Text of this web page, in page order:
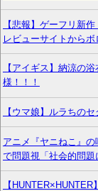
【悲報】ゲーフリ新
レビューサイトから
【アイギス】納涼の
様！！！
【ウマ娘】ルラちの
アニメ『ヤニねこ』
で問題視「社会的問題
【